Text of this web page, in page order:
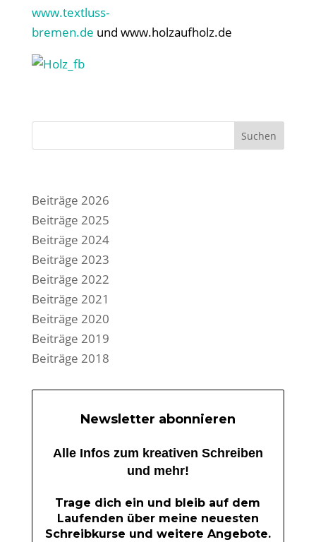
www.textluss-
bremen.de und www.holzaufholz.de
Suchen
Beiträge 2026
Beiträge 2025
Beiträge 2024
Beiträge 2023
Beiträge 2022
Beiträge 2021
Beiträge 2020
Beiträge 2019
Beiträge 2018
Newsletter abonnieren
Alle Infos zum kreativen Schreiben
und mehr!
Trage dich ein und bleib auf dem
Laufenden über meine neuesten
Schreibkurse und weitere Angebote.